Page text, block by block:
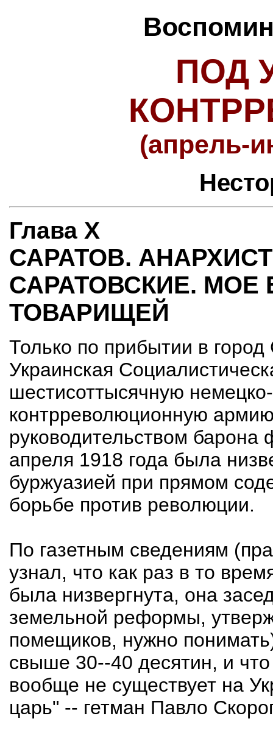
ПОД
(апрель-
Глава Х
САРАТОВ.
САРАТОВСКИЕ. МОЕ
ТОВАРИЩЕЙ
Только по прибытии в
Украинская
шестисоттысячную
контрреволюционную
руководительством барона
апреля 1918 года была
буржуазией при прямом
борьбе против революции.
По газетным сведениям
узнал, что как раз в то
была низвергнута, она
земельной реформы,
помещиков, нужно
свыше 30--40 десятин, и
вообще не существует на
царь" -- гетман Павло